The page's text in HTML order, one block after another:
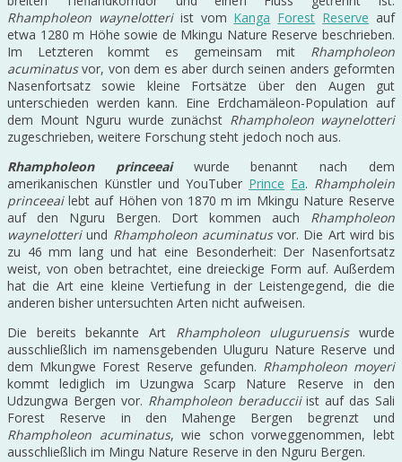
Rhampholeon waynelotteriist vom Kanga Forest Reserve auf
etwa 1280 m Höhe sowie de Mkingu Nature Reserve beschrieben.
Im Letzteren kommt es gemeinsam mit Rhampholeon
acuminatusvor, von dem es aber durch seinen anders geformten
Nasenfortsatz sowie kleine Fortsätze über den Augen gut
unterschieden werden kann. Eine Erdchamäleon-Population auf
dem Mount Nguru wurde zunächst Rhampholeon waynelotteri
zugeschrieben, weitere Forschung steht jedoch noch aus.
Rhampholeon princeeaiwurde benannt nach dem
amerikanischen Künstler und YouTuber Prince Ea. Rhampholein
princeeailebt auf Höhen von 1870 m im Mkingu Nature Reserve
auf den Nguru Bergen. Dort kommen auch Rhampholeon
waynelotteriund Rhampholeon acuminatusvor. Die Art wird bis
zu 46 mm lang und hat eine Besonderheit: Der Nasenfortsatz
weist, von oben betrachtet, eine dreieckige Form auf. Außerdem
hat die Art eine kleine Vertiefung in der Leistengegend, die die
anderen bisher untersuchten Arten nicht aufweisen.
Die bereits bekannte Art Rhampholeon uluguruensiswurde
ausschließlich im namensgebenden Uluguru Nature Reserve und
dem Mkungwe Forest Reserve gefunden. Rhampholeon moyeri
kommt lediglich im Uzungwa Scarp Nature Reserve in den
Udzungwa Bergen vor. Rhampholeon beraducciiist auf das Sali
Forest Reserve in den Mahenge Bergen begrenzt und
Rhampholeon acuminatus, wie schon vorweggenommen, lebt
ausschließlich im Mingu Nature Reserve in den Nguru Bergen.